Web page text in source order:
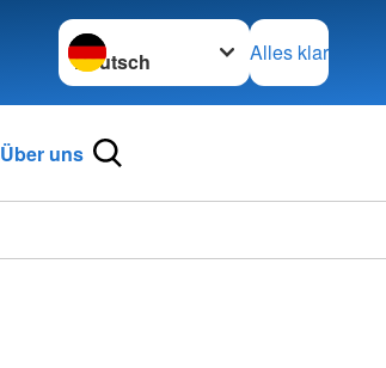
Sprache wechseln zu
Alles klar
Über uns